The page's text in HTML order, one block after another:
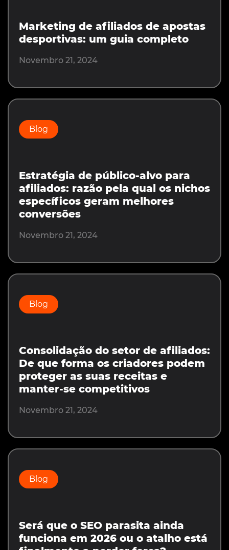
Marketing de afiliados de apostas
desportivas: um guia completo
Novembro 21, 2024
Blog
Estratégia de público-alvo para
afiliados: razão pela qual os nichos
específicos geram melhores
conversões
Novembro 21, 2024
Blog
Consolidação do setor de afiliados:
De que forma os criadores podem
proteger as suas receitas e
manter-se competitivos
Novembro 21, 2024
Blog
Será que o SEO parasita ainda
funciona em 2026 ou o atalho está